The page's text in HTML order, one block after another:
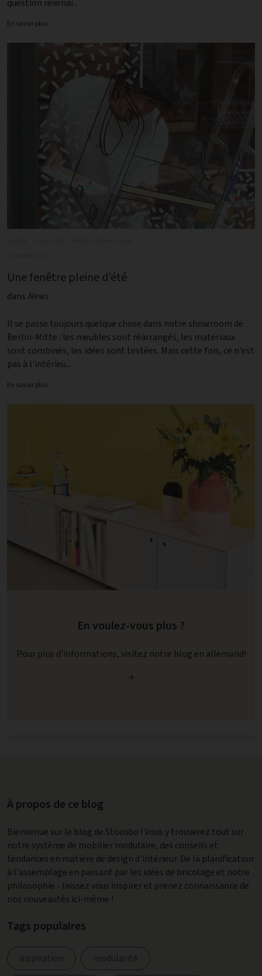
question revenai...
En savoir plus
Une fenêtre pleine d'été
dans News
Il se passe toujours quelque chose dans notre showroom de
Berlin-Mitte : les meubles sont réarrangés, les matériaux
sont combinés, les idées sont testées. Mais cette fois, ce n'est
pas à l'intérieu...
En savoir plus
En voulez-vous plus ?
Pour plus d'informations, visitez notre blog en allemand!
→
À propos de ce blog
Bienvenue sur le blog de Stocubo ! Vous y trouverez tout sur
notre système de mobilier modulaire, des conseils et
tendances en matière de design d'intérieur. De la planification
à l'assemblage en passant par les idées de bricolage et notre
philosophie - laissez vous inspirer et prenez connaissance de
nos nouveautés ici-même !
Tags populaires
inspiration modularité